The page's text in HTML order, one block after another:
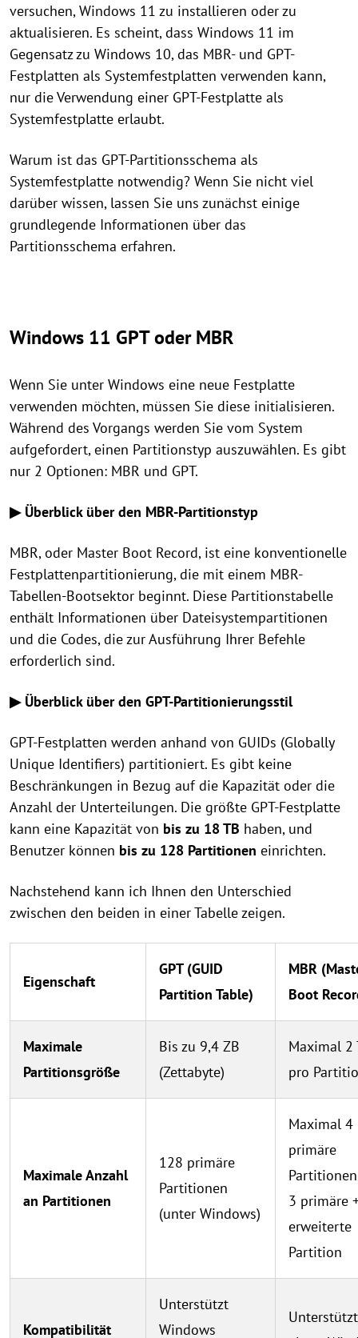
versuchen, Windows 11 zu installieren oder zu
aktualisieren. Es scheint, dass Windows 11 im
Gegensatz zu Windows 10, das MBR- und GPT-
Festplatten als Systemfestplatten verwenden kann,
nur die Verwendung einer GPT-Festplatte als
Systemfestplatte erlaubt.
Warum ist das GPT-Partitionsschema als
Systemfestplatte notwendig? Wenn Sie nicht viel
darüber wissen, lassen Sie uns zunächst einige
grundlegende Informationen über das
Partitionsschema erfahren.
Windows 11 GPT oder MBR
Wenn Sie unter Windows eine neue Festplatte
verwenden möchten, müssen Sie diese initialisieren.
Während des Vorgangs werden Sie vom System
aufgefordert, einen Partitionstyp auszuwählen. Es gibt
nur 2 Optionen: MBR und GPT.
▶ Überblick über den MBR-Partitionstyp
MBR, oder Master Boot Record, ist eine konventionelle
Festplattenpartitionierung, die mit einem MBR-
Tabellen-Bootsektor beginnt. Diese Partitionstabelle
enthält Informationen über Dateisystempartitionen
und die Codes, die zur Ausführung Ihrer Befehle
erforderlich sind.
▶ Überblick über den GPT-Partitionierungsstil
GPT-Festplatten werden anhand von GUIDs (Globally
Unique Identifiers) partitioniert. Es gibt keine
Beschränkungen in Bezug auf die Kapazität oder die
Anzahl der Unterteilungen. Die größte GPT-Festplatte
kann eine Kapazität von bis zu 18 TB haben, und
Benutzer können bis zu 128 Partitionen einrichten.
Nachstehend kann ich Ihnen den Unterschied
zwischen den beiden in einer Tabelle zeigen.
Eigenschaft
GPT (GUID
Partition Table)
MBR
Boot
Maximale
Partitionsgröße
Bis zu 9,4 ZB
(Zettabyte)
Maximal 2
pro
Maximale Anzahl
an Partitionen
128 primäre
Partitionen
(unter Windows)
Maximal 4
primäre
3 primäre
erweiterte
Partition
Kompatibilität
Unterstützt
Windows
Unterstützt